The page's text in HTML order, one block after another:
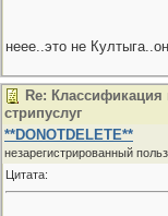
неее..это не
Re: Классификация
стрипуслуг
**DONOTDELETE**
незарегистрированный
Цитата: